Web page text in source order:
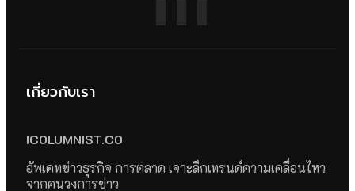
เกี่ยวกับเรา
ICOLUMNIST.CO
อัพเดทข่าวธุรกิจ การตลาด เจาะลึกเทรนด์ความเคลื่อนไหว
จากคนวงการข่าว